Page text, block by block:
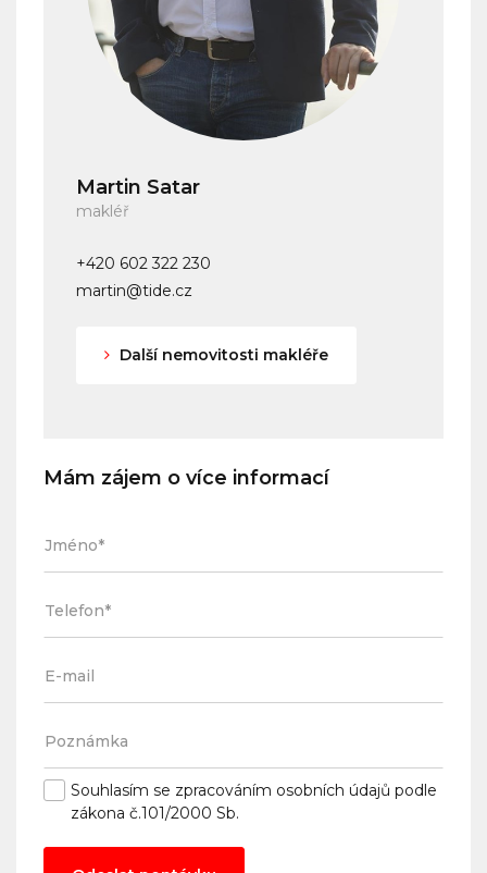
Martin Satar
makléř
+420 602 322 230
martin@tide.cz
Další nemovitosti makléře
Mám zájem o více informací
Souhlasím se zpracováním osobních údajů podle
zákona č.101/2000 Sb.